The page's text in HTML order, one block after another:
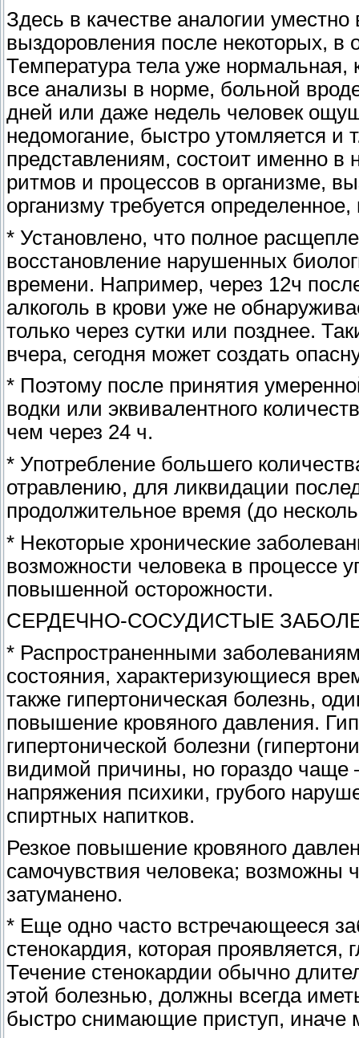
Здесь в качестве аналогии
выздоровления после некоторых,
Температура тела уже нормальная,
все анализы в норме, больной
дней или даже недель человек
недомогание, быстро утомляется и
представлениям, состоит именно
ритмов и процессов в организме,
организму требуется
* Установлено, что полное
восстановление нарушенных
времени. Например, через 12ч
алкоголь в крови уже не
только через сутки или позднее.
вчера, сегодня может создать
* Поэтому после принятия
водки или эквивалентного
чем через 24 ч.
* Употребление большего
отравлению, для ликвидации
продолжительное время (до
* Некоторые хронические
возможности человека в процессе
повышенной осторожности.
СЕРДЕЧНО-СОСУДИСТЫЕ
* Распространенными
состояния, характеризующиеся
также гипертоническая болезнь,
повышение кровяного давления.
гипертонической болезни
видимой причины, но гораздо
напряжения психики, грубого
спиртных напитков.
Резкое повышение кровяного
самочувствия человека; возможны
затуманено.
* Еще одно часто встречающееся
стенокардия, которая
Течение стенокардии обычно
этой болезнью, должны всегда
быстро снимающие приступ, иначе